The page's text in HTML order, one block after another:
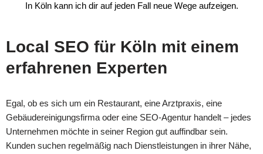
In Köln kann ich dir auf jeden Fall neue Wege aufzeigen.
Local SEO für Köln mit einem
erfahrenen Experten
Egal, ob es sich um ein Restaurant, eine Arztpraxis, eine
Gebäudereinigungsfirma oder eine SEO-Agentur handelt – jedes
Unternehmen möchte in seiner Region gut auffindbar sein.
Kunden suchen regelmäßig nach Dienstleistungen in ihrer Nähe,